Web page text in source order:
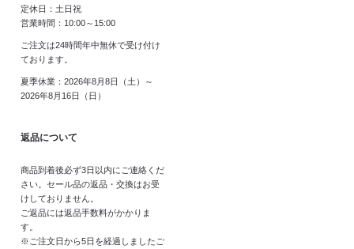
定休日：土日祝
営業時間：10:00～15:00
ご注文は24時間年中無休で受け付け
ております。
夏季休業：2026年8月8日（土）～
2026年8月16日（日）
返品について
商品到着後必ず3日以内にご連絡くだ
さい。セール品の返品・交換はお受
けしておりません。
ご返品には返品手数料がかかりま
す。
※ご注文日から5日を経過しましたご